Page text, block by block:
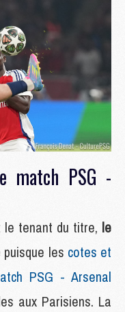
match PSG -
le tenant du titre, le
les cotes et
PSG - Arsenal
aux Parisiens. La